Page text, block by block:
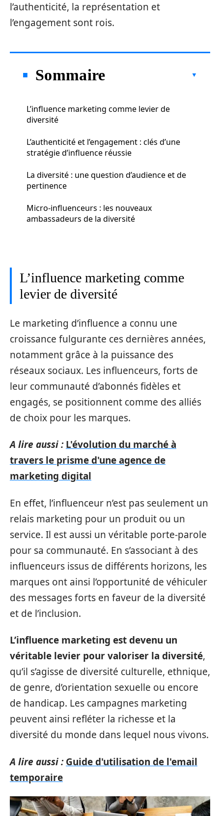
l’authenticité, la représentation et
l’engagement sont rois.
Sommaire
L’influence marketing comme levier de
diversité
L’authenticité et l’engagement : clés d’une
stratégie d’influence réussie
La diversité : une question d’audience et de
pertinence
Micro-influenceurs : les nouveaux
ambassadeurs de la diversité
L’influence marketing comme
levier de diversité
Le marketing d’influence a connu une
croissance fulgurante ces dernières années,
notamment grâce à la puissance des
réseaux sociaux. Les influenceurs, forts de
leur communauté d’abonnés fidèles et
engagés, se positionnent comme des alliés
de choix pour les marques.
A lire aussi : L'évolution du marché à
travers le prisme d'une agence de
marketing digital
En effet, l’influenceur n’est pas seulement un
relais marketing pour un produit ou un
service. Il est aussi un véritable porte-parole
pour sa communauté. En s’associant à des
influenceurs issus de différents horizons, les
marques ont ainsi l’opportunité de véhiculer
des messages forts en faveur de la diversité
et de l’inclusion.
L’influence marketing est devenu un
véritable levier pour valoriser la diversité,
qu’il s’agisse de diversité culturelle, ethnique,
de genre, d’orientation sexuelle ou encore
de handicap. Les campagnes marketing
peuvent ainsi refléter la richesse et la
diversité du monde dans lequel nous vivons.
A lire aussi : Guide d'utilisation de l'email
temporaire